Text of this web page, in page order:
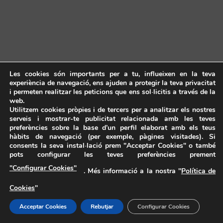
Les cookies són importants per a tu, influeixen en la teva
experiència de navegació, ens ajuden a protegir la teva privacitat
i permeten realitzar les peticions que ens sol·licitis a través de la
web.
Utilitzem cookies pròpies i de tercers per a analitzar els nostres
serveis i mostrar-te publicitat relacionada amb les teves
preferències sobre la base d’un perfil elaborat amb els teus
hàbits de navegació (per exemple, pàgines visitades). Si
consents la seva instal·lació prem "Acceptar Cookies" o també
pots configurar les teves preferències prement
"Configurar Cookies"
. Més informació a la nostra "Política de
Cookies"
Acceptar Cookies Rebutjar Configurar Cookies